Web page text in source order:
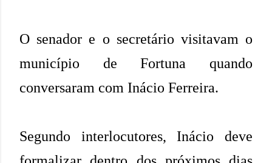
O senador e o secretário visitavam o
município de Fortuna quando
conversaram com Inácio Ferreira.
Segundo interlocutores, Inácio deve